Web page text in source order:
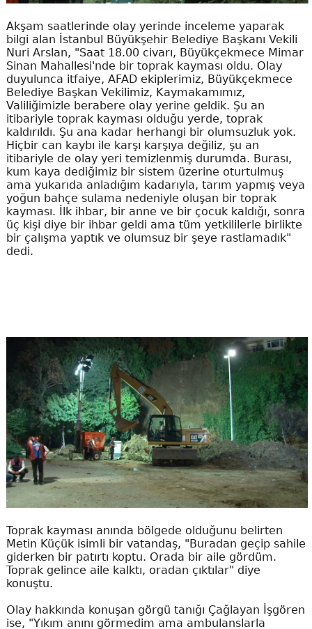
Akşam saatlerinde olay yerinde inceleme yaparak
bilgi alan İstanbul Büyükşehir Belediye Başkanı Vekili
Nuri Arslan, "Saat 18.00 civarı, Büyükçekmece Mimar
Sinan Mahallesi'nde bir toprak kayması oldu. Olay
duyulunca itfaiye, AFAD ekiplerimiz, Büyükçekmece
Belediye Başkan Vekilimiz, Kaymakamımız,
Valiliğimizle berabere olay yerine geldik. Şu an
itibariyle toprak kayması olduğu yerde, toprak
kaldırıldı. Şu ana kadar herhangi bir olumsuzluk yok.
Hiçbir can kaybı ile karşı karşıya değiliz, şu an
itibariyle de olay yeri temizlenmiş durumda. Burası,
kum kaya dediğimiz bir sistem üzerine oturtulmuş
ama yukarıda anladığım kadarıyla, tarım yapmış veya
yoğun bahçe sulama nedeniyle oluşan bir toprak
kayması. İlk ihbar, bir anne ve bir çocuk kaldığı, sonra
üç kişi diye bir ihbar geldi ama tüm yetkililerle birlikte
bir çalışma yaptık ve olumsuz bir şeye rastlamadık"
dedi.
Toprak kayması anında bölgede olduğunu belirten
Metin Küçük isimli bir vatandaş, "Buradan geçip sahile
giderken bir patırtı koptu. Orada bir aile gördüm.
Toprak gelince aile kalktı, oradan çıktılar" diye
konuştu.
Olay hakkında konuşan görgü tanığı Çağlayan İşgören
ise, "Yıkım anını görmedim ama ambulanslarla